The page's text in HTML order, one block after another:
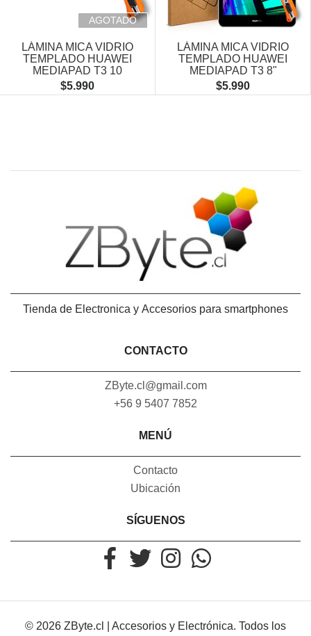
AGOTADO
LÁMINA MICA VIDRIO
TEMPLADO HUAWEI
MEDIAPAD T3 10
$5.990
LÁMINA MICA VIDRIO
TEMPLADO HUAWEI
MEDIAPAD T3 8"
$5.990
Next
Tienda de Electronica y Accesorios para smartphones
CONTACTO
ZByte.cl@gmail.com
+56 9 5407 7852
MENÚ
Contacto
Ubicación
SÍGUENOS
© 2026 ZByte.cl | Accesorios y Electrónica. Todos los